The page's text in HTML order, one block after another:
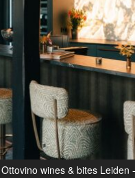
Ottovino wines & bites Leiden